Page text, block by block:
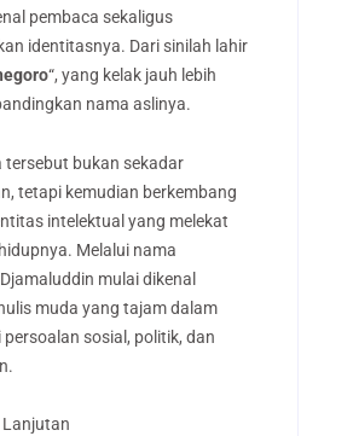
pembaca sekaligus
identitasnya. Dari sinilah lahir
“, yang kelak jauh lebih
nama aslinya.
tersebut bukan sekadar
tetapi kemudian berkembang
intelektual yang melekat
Melalui nama
mulai dikenal
muda yang tajam dalam
sosial, politik, dan
Lanjutan